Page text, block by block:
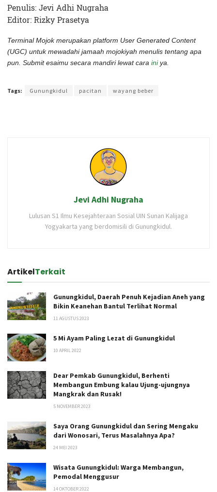
Penulis: Jevi Adhi Nugraha
Editor: Rizky Prasetya
Terminal Mojok merupakan platform User Generated Content
(UGC) untuk mewadahi jamaah mojokiyah menulis tentang apa
pun. Submit esaimu secara mandiri lewat cara iniya.
Tags: Gunungkidul pacitan wayang beber
Jevi Adhi Nugraha
Lulusan S1 Ilmu Kesejahteraan Sosial UIN Sunan Kalijaga
Yogyakarta yang berdomisili di Gunungkidul.
ArtikelTerkait
Gunungkidul, Daerah Penuh Kejadian Aneh yang
Bikin Keanehan Bantul Terlihat Normal
11 AGUSTUS 2023
5 Mi Ayam Paling Lezat di Gunungkidul
10 APRIL 2022
Dear Pemkab Gunungkidul, Berhenti
Membangun Embung kalau Ujung-ujungnya
Mangkrak dan Rusak!
5 NOVEMBER 2023
Saya Orang Gunungkidul dan Sering Mengaku
dari Wonosari, Terus Masalahnya Apa?
24 MEI 2023
Wisata Gunungkidul: Warga Membangun,
Pemodal Menggusur
14 OKTOBER 2022